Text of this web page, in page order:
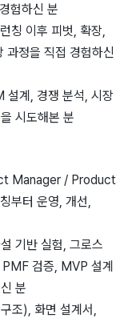
험하신 분
칭 이후 피벗, 확장,
과정을 직접 경험하신
설계, 경쟁 분석, 시장
시도해본 분
Manager / Product
부터 운영, 개선,
기반 실험, 그로스
검증, MVP 설계
분
조), 화면 설계서,